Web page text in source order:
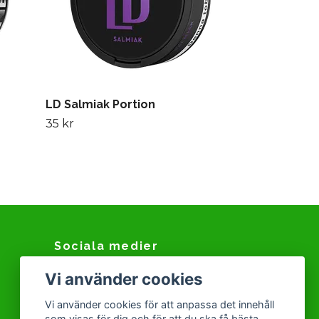
LD Salmiak Portion
35 kr
Sociala medier
Facebook
Instagram
Vi använder cookies
Vi använder cookies för att anpassa det innehåll